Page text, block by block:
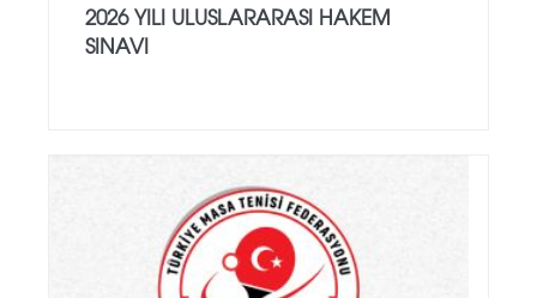
2026 YILI ULUSLARARASI HAKEM
SINAVI